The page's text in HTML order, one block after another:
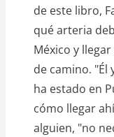
de este libro,
qué arteria
México y
de camino. "Él
ha estado en
cómo llegar
alguien, "no